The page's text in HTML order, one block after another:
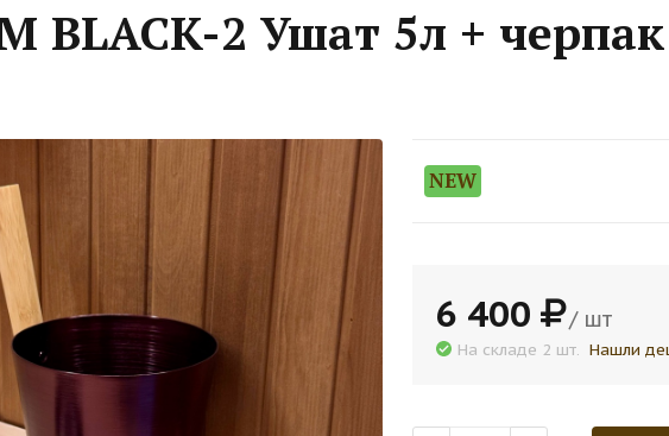
BLACK-2 Ушат 5л +
NEW
6 400 / шт
На складе 2 шт. Нашли